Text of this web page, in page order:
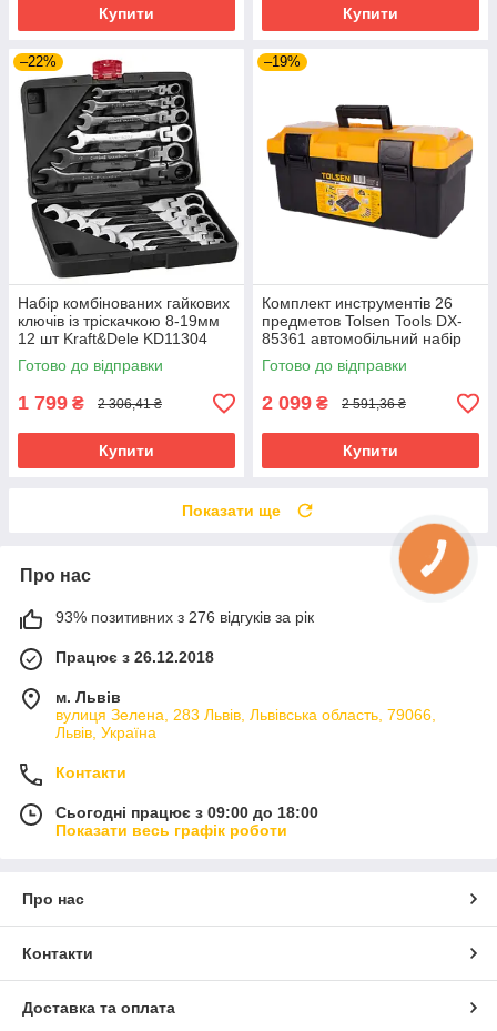
Купити Купити
–22%
Набір комбінованих гайкових
ключів із тріскачкою 8-19мм
12 шт Kraft&Dele KD11304
ключі з шарніром
Готово до відправки
1 799 ₴ 2 306,41 ₴
Купити
–19%
Комплект инструментів 26
предметов Tolsen Tools DX-
85361 автомобільний набір
інструментів
Готово до відправки
2 099 ₴ 2 591,36 ₴
Купити
Показати ще
Про нас
93% позитивних з 276 відгуків за рік
Працює з 26.12.2018
м. Львів
вулиця Зелена, 283 Львів, Львівська область, 79066,
Львів, Україна
Контакти
Сьогодні працює з 09:00 до 18:00
Показати весь графік роботи
Про нас
Контакти
Доставка та оплата